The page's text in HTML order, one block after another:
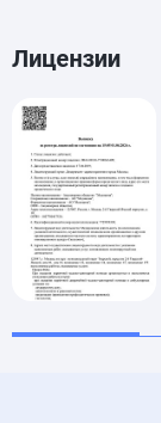
Лицензии